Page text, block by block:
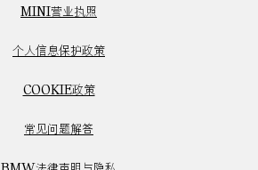
MINI营业执照
个人信息保护政策
COOKIE政策
常见问题解答